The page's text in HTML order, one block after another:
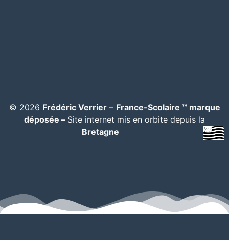
© 2026 Frédéric Verrier– France-Scolaire ™ marque
déposée – Site internet mis en orbite depuis la
Bretagne